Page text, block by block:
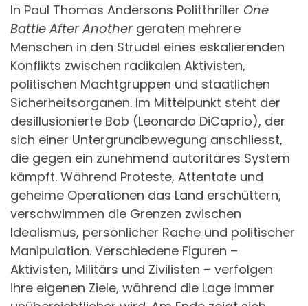
In Paul Thomas Andersons Politthriller One
Battle After Another geraten mehrere
Menschen in den Strudel eines eskalierenden
Konflikts zwischen radikalen Aktivisten,
politischen Machtgruppen und staatlichen
Sicherheitsorganen. Im Mittelpunkt steht der
desillusionierte Bob (Leonardo DiCaprio), der
sich einer Untergrundbewegung anschliesst,
die gegen ein zunehmend autoritäres System
kämpft. Während Proteste, Attentate und
geheime Operationen das Land erschüttern,
verschwimmen die Grenzen zwischen
Idealismus, persönlicher Rache und politischer
Manipulation. Verschiedene Figuren –
Aktivisten, Militärs und Zivilisten – verfolgen
ihre eigenen Ziele, während die Lage immer